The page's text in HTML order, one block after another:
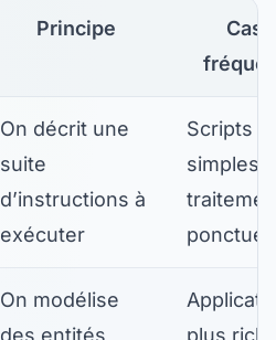
Principe
Cas
On décrit une
suite
d’instructions à
exécuter
Scripts
simples,
On modélise
des entités
plus